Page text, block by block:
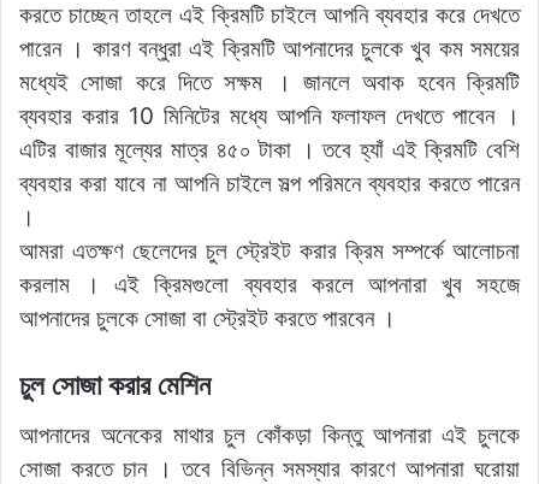
করতে চাচ্ছেন তাহলে এই ক্রিমটি চাইলে আপনি ব্যবহার করে দেখতে
পারেন । কারণ বন্ধুরা এই ক্রিমটি আপনাদের চুলকে খুব কম সময়ের
মধ্যেই সোজা করে দিতে সক্ষম । জানলে অবাক হবেন ক্রিমটি
ব্যবহার করার 10 মিনিটের মধ্যে আপনি ফলাফল দেখতে পাবেন ।
এটির বাজার মূল্যের মাত্র ৪৫০ টাকা । তবে হ্যাঁ এই ক্রিমটি বেশি
ব্যবহার করা যাবে না আপনি চাইলে সল্প পরিমনে ব্যবহার করতে পারেন
।
আমরা এতক্ষণ ছেলেদের চুল স্ট্রেইট করার ক্রিম সম্পর্কে আলোচনা
করলাম । এই ক্রিমগুলো ব্যবহার করলে আপনারা খুব সহজে
আপনাদের চুলকে সোজা বা স্ট্রেইট করতে পারবেন ।
চুল সোজা করার মেশিন
আপনাদের অনেকের মাথার চুল কোঁকড়া কিন্তু আপনারা এই চুলকে
সোজা করতে চান । তবে বিভিন্ন সমস্যার কারণে আপনারা ঘরোয়া